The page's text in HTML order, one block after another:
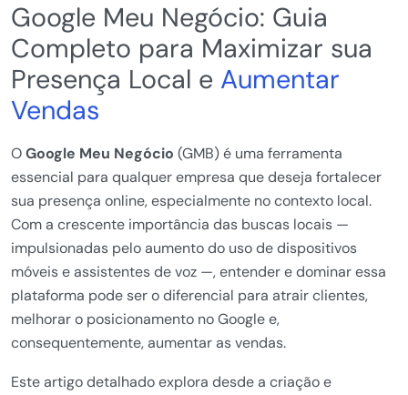
Google Meu Negócio: Guia
Completo para Maximizar sua
Presença Local e Aumentar
Vendas
OGoogle Meu Negócio (GMB) é uma ferramenta
essencial para qualquer empresa que deseja fortalecer
sua presença online, especialmente no contexto local.
Com a crescente importância das buscas locais —
impulsionadas pelo aumento do uso de dispositivos
móveis e assistentes de voz —, entender e dominar essa
plataforma pode ser o diferencial para atrair clientes,
melhorar o posicionamento no Google e,
consequentemente, aumentar as vendas.
Este artigo detalhado explora desde a criação e